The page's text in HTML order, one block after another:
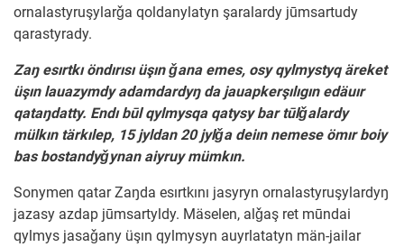
ornalastyruşylarǧa qoldanylatyn şaralardy jūmsartudy
qarastyrady.
Zaŋ esırtkı öndırısı üşın ǧana emes, osy qylmystyq äreket
üşın lauazymdy adamdardyŋ da jauapkerşılıgın edäuır
qataŋdatty. Endı būl qylmysqa qatysy bar tūlǧalardy
mülkın tärkılep, 15 jyldan 20 jylǧa deiın nemese ömır boiy
bas bostandyǧynan aiyruy mümkın.
Sonymen qatar Zaŋda esırtkını jasyryn ornalastyruşylardyŋ
jazasy azdap jūmsartyldy. Mäselen, alǧaş ret mūndai
qylmys jasaǧany üşın qylmysyn auyrlatatyn män-jailar